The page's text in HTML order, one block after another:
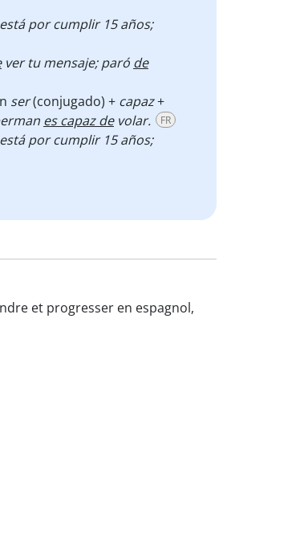
por cumplir 15 años;
ver tu mensaje; paró de
ser(conjugado) + capaz+
es capaz devolar. FR
por cumplir 15 años;
et progresser en espagnol,